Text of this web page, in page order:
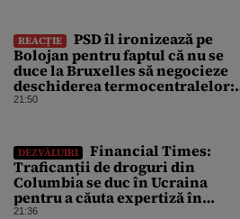
REACȚIE
PSD îl ironizează pe
Bolojan pentru faptul că nu se
duce la Bruxelles să negocieze
deschiderea termocentralelor:
„Pentru că a dat afară
21:50
DEZVĂLUIRI
Financial Times:
Traficanții de droguri din
Columbia se duc în Ucraina
pentru a căuta expertiză în
domeniul dronelor
21:36